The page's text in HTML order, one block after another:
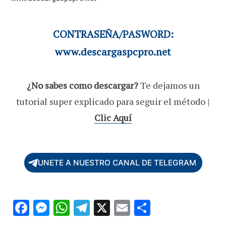
CONTRASEÑA/PASWORD:
www.descargaspcpro.net
¿No sabes como descargar?Te dejamos un
tutorial super explicado para seguir el método |
Clic Aquí
UNETE A NUESTRO CANAL DE TELEGRAM
F M W T X E